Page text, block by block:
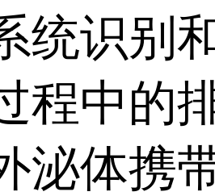
统识别
程中的
泌体携